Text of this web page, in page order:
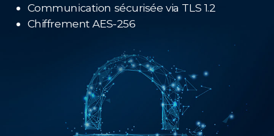
Communication sécurisée via TLS 1.2
Chiffrement AES-256